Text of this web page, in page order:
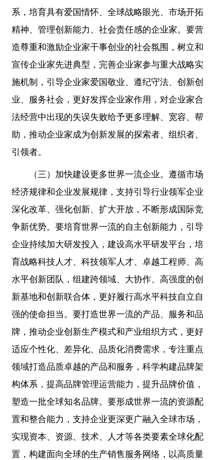
系，培育具有爱国情怀、全球战略眼光、市场开拓
精神、管理创新能力、社会责任感的企业家。要营
造尊重和激励企业家干事创业的社会氛围，树立和
宣传企业家先进典型，完善企业家参与重大战略实
施机制，引导企业家爱国敬业、遵纪守法、创新创
业、服务社会，更好发挥企业家作用，对企业家合
法经营中出现的失误失败给予更多理解、宽容、帮
助，推动企业家成为创新发展的探索者、组织者、
引领者。
（三）加快建设更多世界一流企业。遵循市场
经济规律和企业发展规律，支持引导行业领军企业
深化改革、强化创新、扩大开放，不断形成国际竞
争新优势。要培育世界一流的自主创新能力，引导
企业持续加大研发投入，建设高水平研发平台，培
育战略科技人才、科技领军人才、卓越工程师、高
水平创新团队，组建跨领域、大协作、高强度的创
新基地和创新联合体，更好履行高水平科技自立自
强的使命担当。要打造世界一流的产品、服务和品
牌，推动企业创新生产模式和产业组织方式，更好
适应个性化、差异化、品质化消费需求，专注重点
领域打造品质卓越的产品和服务，科学构建品牌架
构体系，提高品牌管理运营能力，提升品牌价值，
塑造一批全球知名品牌。要形成世界一流的资源配
置和整合能力，支持企业更深更广融入全球市场，
实现资本、资源、技术、人才等各类要素全球化配
置，构建面向全球的生产销售服务网络，以高质量